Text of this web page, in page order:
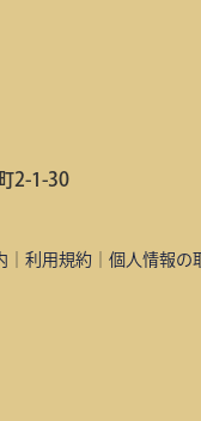
2-1-30
｜利用規約 ｜個人情報の